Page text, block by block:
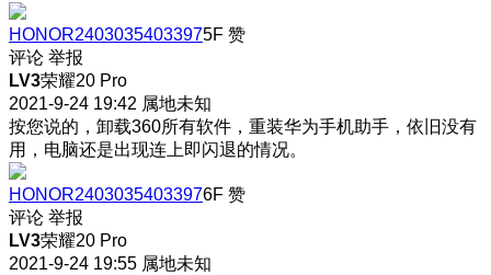
HONOR24030354033975F 赞
评论 举报
LV3荣耀20 Pro
2021-9-24 19:42 属地未知
按您说的，卸载360所有软件，重装华为手机助手，依旧没有
用，电脑还是出现连上即闪退的情况。
HONOR24030354033976F 赞
评论 举报
LV3荣耀20 Pro
2021-9-24 19:55 属地未知